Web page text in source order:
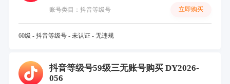
账号类目：抖音等级号 立即购买
60级 - 抖音等级号 - 未认证 - 无违规
抖音等级号59级三无账号购买 DY2026-
056